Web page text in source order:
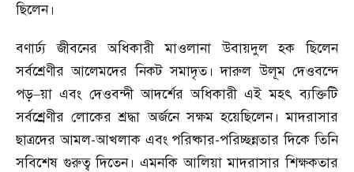
ছিলেন।
বণার্ঢ্য জীবনের অধিকারী মাওলানা উবায়দুল হক ছিলেন
সর্বশ্রেণীর আলেমদের নিকট সমাদৃত। দারুল উলূম দেওবন্দে
পড়–য়া এবং দেওবন্দী আদর্শের অধিকারী এই মহৎ ব্যক্তিটি
সর্বশ্র্রেণীর লোকের শ্রদ্ধা অর্জনে সক্ষম হয়েছিলেন। মাদরাসার
ছাত্রদের আমল-আখলাক এবং পরিষ্কার-পরিচ্ছন্নতার দিকে তিনি
সবিশেষ গুরুত্ব দিতেন। এমনকি আলিয়া মাদরাসার শিক্ষকতার